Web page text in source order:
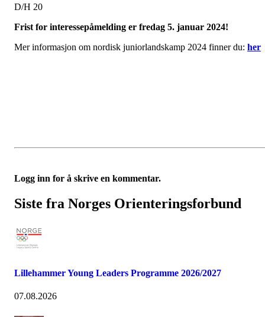
D/H 20
Frist for interessepåmelding er fredag 5. januar 2024!
Mer informasjon om nordisk juniorlandskamp 2024 finner du: her
Logg inn for å skrive en kommentar.
Siste fra Norges Orienteringsforbund
Lillehammer Young Leaders Programme 2026/2027
07.08.2026